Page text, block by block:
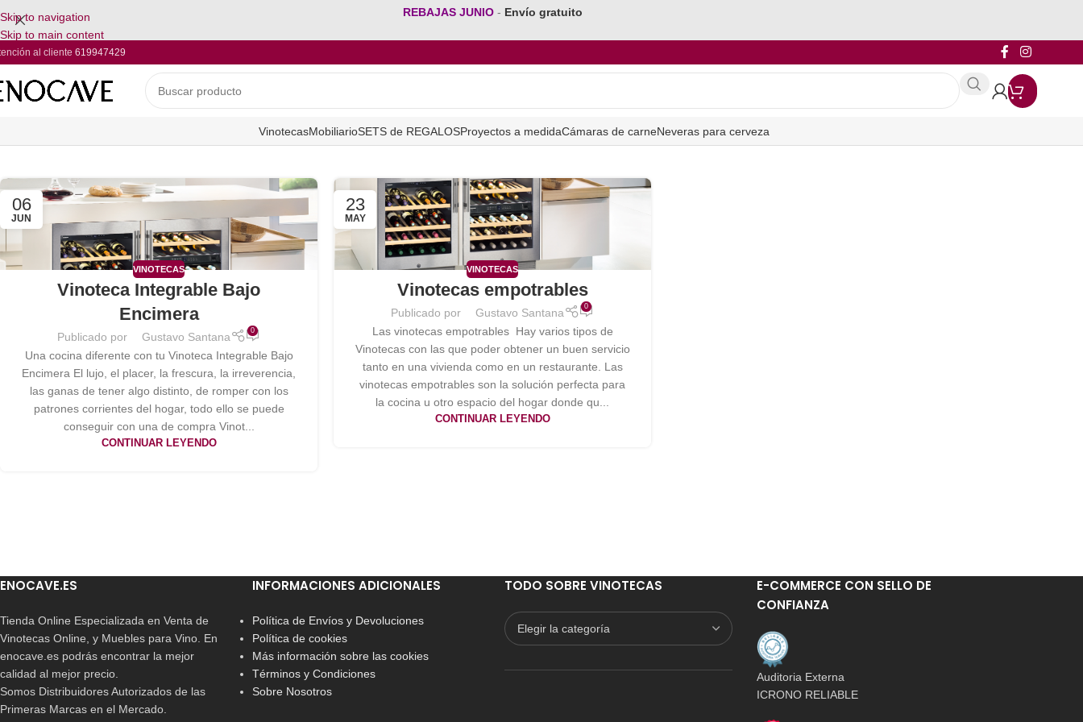
Skip to navigation
Skip to main content
REBAJAS JUNIO - Envío gratuito
al cliente 619947429
VinotecasMobiliarioSETS de REGALOSProyectos a medidaCámaras de carneNeveras para cerveza
06
JUN
VINOTECAS
Vinoteca Integrable Bajo
Encimera
Publicado por Gustavo Santana 0
Una cocina diferente con tu Vinoteca Integrable Bajo
Encimera El lujo, el placer, la frescura, la irreverencia,
las ganas de tener algo distinto, de romper con los
patrones corrientes del hogar, todo ello se puede
conseguir con una de compra Vinot...
CONTINUAR LEYENDO
23
MAY
VINOTECAS
Vinotecas empotrables
Publicado por Gustavo Santana 0
Las vinotecas empotrables Hay varios tipos de
Vinotecas con las que poder obtener un buen servicio
tanto en una vivienda como en un restaurante. Las
vinotecas empotrables son la solución perfecta para
la cocina u otro espacio del hogar donde qu...
CONTINUAR LEYENDO
ENOCAVE.ES
Tienda Online Especializada en Venta de
Vinotecas Online, y Muebles para Vino. En
enocave.es podrás encontrar la mejor
calidad al mejor precio.
Somos Distribuidores Autorizados de las
Primeras Marcas en el Mercado.
INFORMACIONES ADICIONALES
Política de Envíos y Devoluciones
Política de cookies
Más información sobre las cookies
Términos y Condiciones
Sobre Nosotros
TODO SOBRE VINOTECAS
E-COMMERCE CON SELLO DE
CONFIANZA
Auditoria Externa
ICRONO RELIABLE